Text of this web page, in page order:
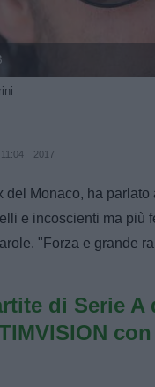
2017
del Monaco, ha parlato
e incoscienti ma più
"Forza e grande
di Serie